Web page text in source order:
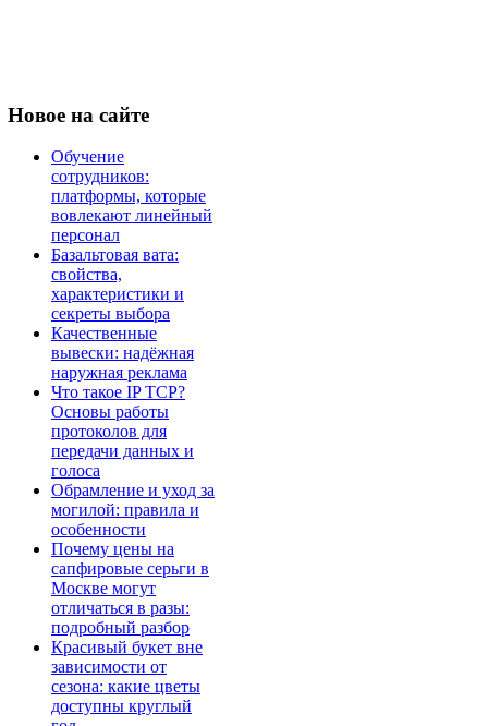
Новое на сайте
Обучение
сотрудников:
платформы, которые
вовлекают линейный
персонал
Базальтовая вата:
свойства,
характеристики и
секреты выбора
Качественные
вывески: надёжная
наружная реклама
Что такое IP TCP?
Основы работы
протоколов для
передачи данных и
голоса
Обрамление и уход за
могилой: правила и
особенности
Почему цены на
сапфировые серьги в
Москве могут
отличаться в разы:
подробный разбор
Красивый букет вне
зависимости от
сезона: какие цветы
доступны круглый